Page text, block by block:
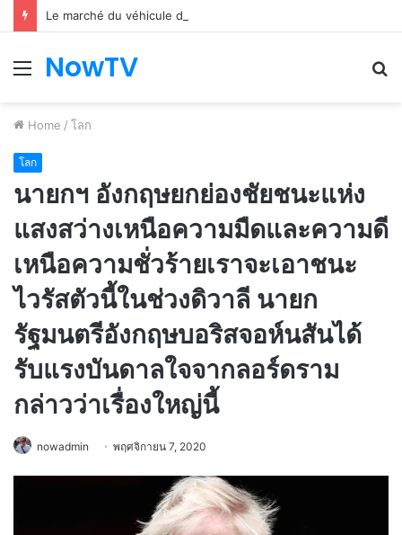
Le marché du véhicule d’occasion en plein essor
Menu
NowTV
Home / โลก
โลก
นายกฯ อังกฤษยกย่องชัยชนะแห่ง
แสงสว่างเหนือความมืดและความดี
เหนือความชั่วร้ายเราจะเอาชนะ
ไวรัสตัวนี้ในช่วงดิวาลี นายก
รัฐมนตรีอังกฤษบอริสจอห์นสันได้
รับแรงบันดาลใจจากลอร์ดราม
กล่าวว่าเรื่องใหญ่นี้
nowadmin พฤศจิกายน 7, 2020